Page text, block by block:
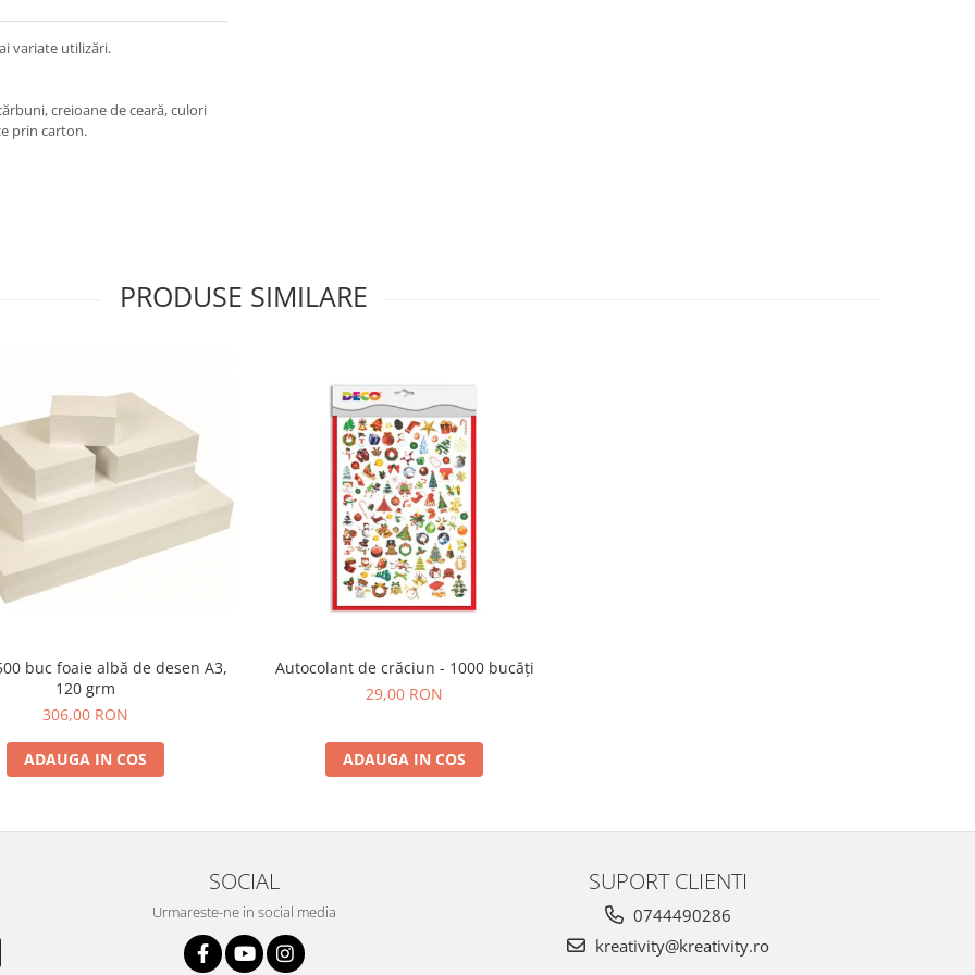
variate utilizări.
creioane de ceară, culori
prin carton.
PRODUSE SIMILARE
buc foaie albă de desen A3,
120 grm
306,00 RON
ADAUGA IN COS
Autocolant de crăciun - 1000 bucăți
29,00 RON
ADAUGA IN COS
SOCIAL
Urmareste-ne in social media
SUPORT CLIENTI
0744490286
kreativity@kreativity.ro